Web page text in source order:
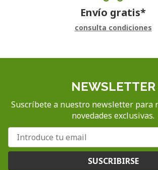
Envío gratis*
consulta condiciones
NEWSLETTER
Suscríbete a nuestro newsletter para
novedades exclusivas.
SUSCRIBIRSE